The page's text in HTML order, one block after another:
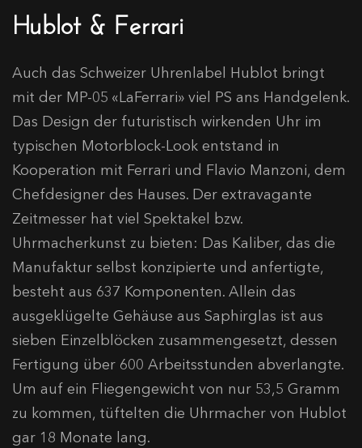
Hublot & Ferrari
Auch das Schweizer Uhrenlabel Hublot bringt
mit der MP-05 «LaFerrari» viel PS ans Handgelenk.
Das Design der futuristisch wirkenden Uhr im
typischen Motorblock-Look entstand in
Kooperation mit Ferrari und Flavio Manzoni, dem
Chefdesigner des Hauses. Der extravagante
Zeitmesser hat viel Spektakel bzw.
Uhrmacherkunst zu bieten: Das Kaliber, das die
Manufaktur selbst konzipierte und anfertigte,
besteht aus 637 Komponenten. Allein das
ausgeklügelte Gehäuse aus Saphirglas ist aus
sieben Einzelblöcken zusammengesetzt, dessen
Fertigung über 600 Arbeitsstunden abverlangte.
Um auf ein Fliegengewicht von nur 53,5 Gramm
zu kommen, tüftelten die Uhrmacher von Hublot
gar 18 Monate lang.